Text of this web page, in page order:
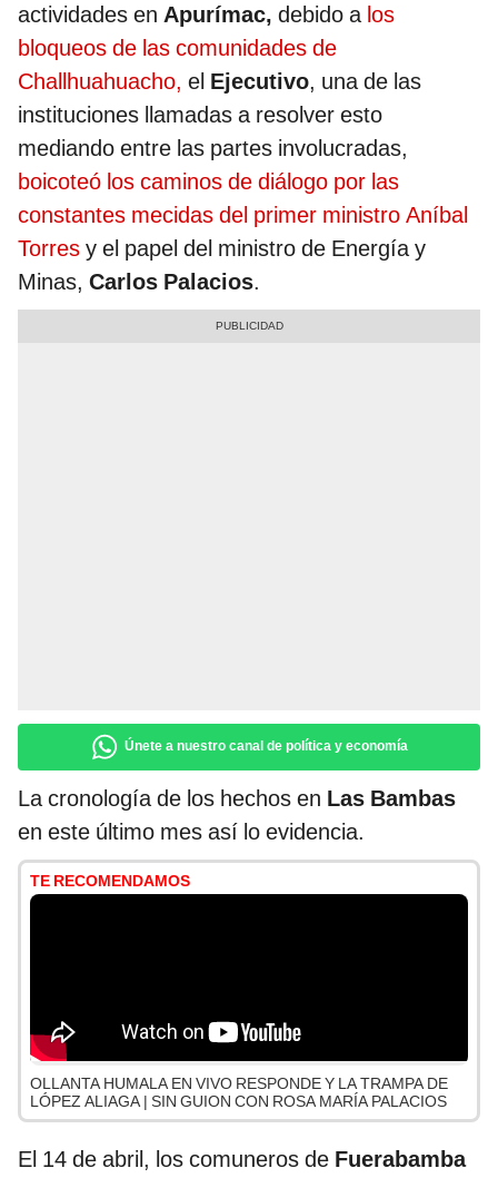
actividades en Apurímac, debido alos
bloqueos de las comunidades de
Challhuahuacho, el Ejecutivo, una de las
instituciones llamadas a resolver esto
mediando entre las partes involucradas,
boicoteó los caminos de diálogo por las
constantes mecidas del primer ministro Aníbal
Torres y el papel del ministro de Energía y
Minas, Carlos Palacios.
Únete a nuestro canal de política y economía
La cronología de los hechos en Las Bambas
en este último mes así lo evidencia.
TE RECOMENDAMOS
OLLANTA HUMALA EN VIVO RESPONDE Y LA TRAMPA DE
LÓPEZ ALIAGA | SIN GUION CON ROSA MARÍA PALACIOS
El 14 de abril, los comuneros de Fuerabamba